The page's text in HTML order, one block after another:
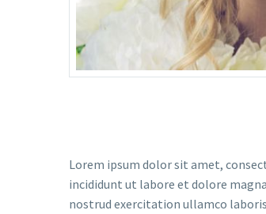
Lorem ipsum dolor sit amet,
incididunt ut labore et dolore
nostrud exercitation ullamco